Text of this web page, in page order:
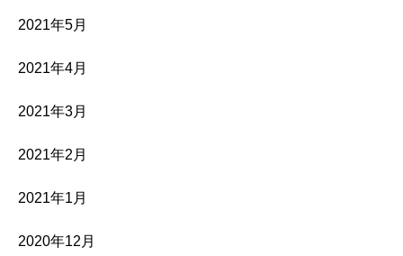
2021年5月
2021年4月
2021年3月
2021年2月
2021年1月
2020年12月